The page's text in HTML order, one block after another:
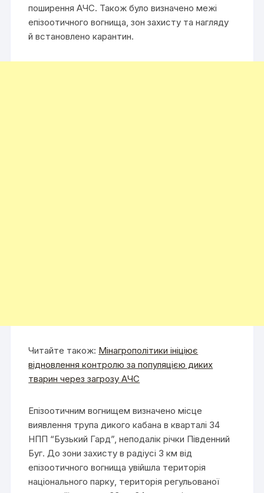
поширення АЧС. Також було визначено межі
епізоотичного вогнища, зон захисту та нагляду
й встановлено карантин.
Читайте також: Мінагрополітики ініціює
відновлення контролю за популяцією диких
тварин через загрозу АЧС
Епізоотичним вогнищем визначено місце
виявлення трупа дикого кабана в кварталі 34
НПП “Бузький Гард”, неподалік річки Південний
Буг. До зони захисту в радіусі 3 км від
епізоотичного вогнища увійшла територія
національного парку, територія регульованої